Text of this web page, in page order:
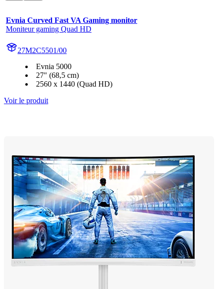
Evnia Curved Fast VA Gaming monitor
Moniteur gaming Quad HD
27M2C5501/00
Evnia 5000
27" (68,5 cm)
2560 x 1440 (Quad HD)
Voir le produit